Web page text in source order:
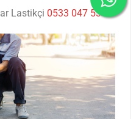
Lastikçi 0533 047 53 77